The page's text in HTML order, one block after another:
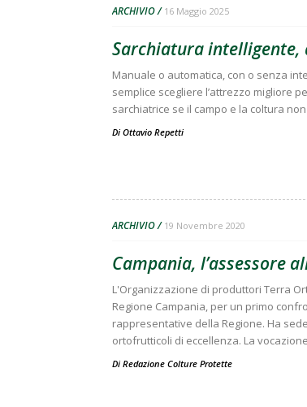
ARCHIVIO 16 Maggio 2025
Sarchiatura intelligente,
Manuale o automatica, con o senza
semplice scegliere l’attrezzo migliore
sarchiatrice se il campo e la coltura
Di Ottavio Repetti
ARCHIVIO 19 Novembre 2020
Campania, l’assessore
L'Organizzazione di produttori Terra
Regione Campania, per un primo
rappresentative della Regione. Ha
ortofrutticoli di eccellenza. La
Di Redazione Colture Protette